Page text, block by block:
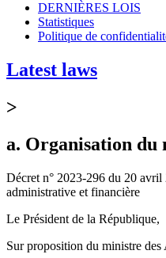
DERNIÈRES LOIS
Statistiques
Politique de
Latest laws
>
a. Organisation du
Décret n° 2023-296 du 20
administrative et financière
Le Président de la République,
Sur proposition du ministre des